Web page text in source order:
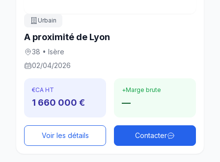
Urbain
A proximité de Lyon
38 • Isère
02/04/2026
€CA HT
1 660 000 €
+Marge brute
—
Voir les détails Contacter